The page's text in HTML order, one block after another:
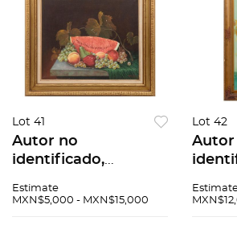
Lot 41
Autor no
identificado,
Óleo sobre tela.
Estimate
MXN$5,000 - MXN$15,000
Lot 42
Autor
sobre